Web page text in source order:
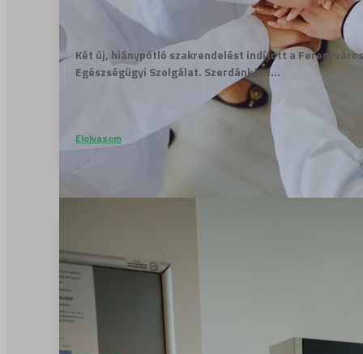
Két új, hiánypótló szakrendelést indított a
Egészségügyi Szolgálat. Szerdánként...
Elolvasom